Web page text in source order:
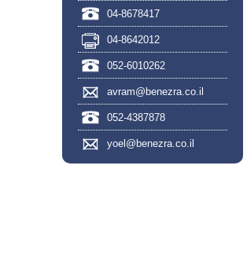
04-8678417
04-8642012
052-6010262
avram@benezra.co.il
052-4387878
yoel@benezra.co.il